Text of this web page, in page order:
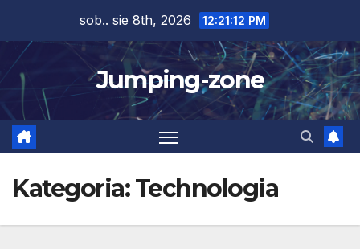
content
sob.. sie 8th, 2026 12:21:13 PM
Jumping-zone
Kategoria:Technologia